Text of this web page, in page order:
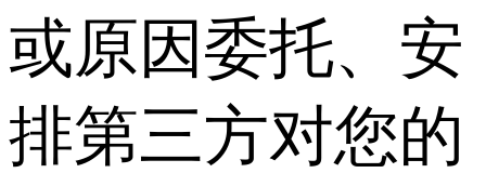
或原因委托、安
排第三方对您的